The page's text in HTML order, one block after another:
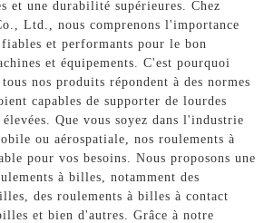
et une durabilité supérieures. Chez
Ltd., nous comprenons l'importance
et performants pour le bon
et équipements. C'est pourquoi
nos produits répondent à des normes
capables de supporter de lourdes
élevées. Que vous soyez dans l'industrie
ou aérospatiale, nos roulements à
pour vos besoins. Nous proposons une
à billes, notamment des
des roulements à billes à contact
et bien d'autres. Grâce à notre